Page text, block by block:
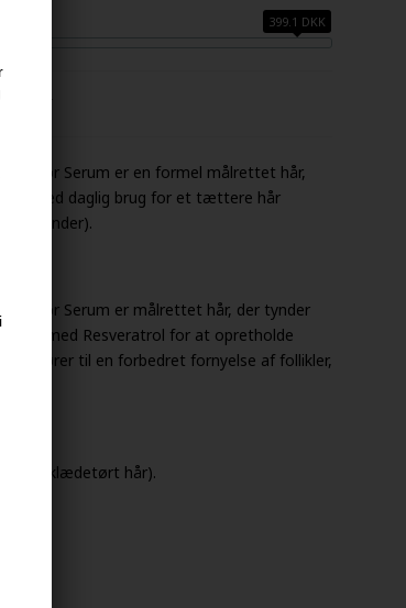
399.1 DKK
Serum er en formel målrettet hår,
hår ved daglig brug for et tættere hår
79 kvinder).
Serum er målrettet hår, der tynder
med Resveratrol for at opretholde
der fører til en forbedret fornyelse af follikler,
i håndklædetørt hår).